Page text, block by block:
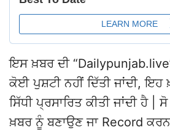
ਇਸ ਖ਼ਬਰ ਦੀ
ਕੋਈ ਪੁਸ਼ਟੀ ਨਹੀਂ ਦਿੱਤੀ ਜਾਂਦੀ,
ਸਿੱਧੀ ਪ੍ਰਸਾਰਿਤ ਕੀਤੀ ਜਾਂਦੀ ਹੈ |
ਖ਼ਬਰ ਨੂੰ ਬਣਾਉਣ ਜਾ Record